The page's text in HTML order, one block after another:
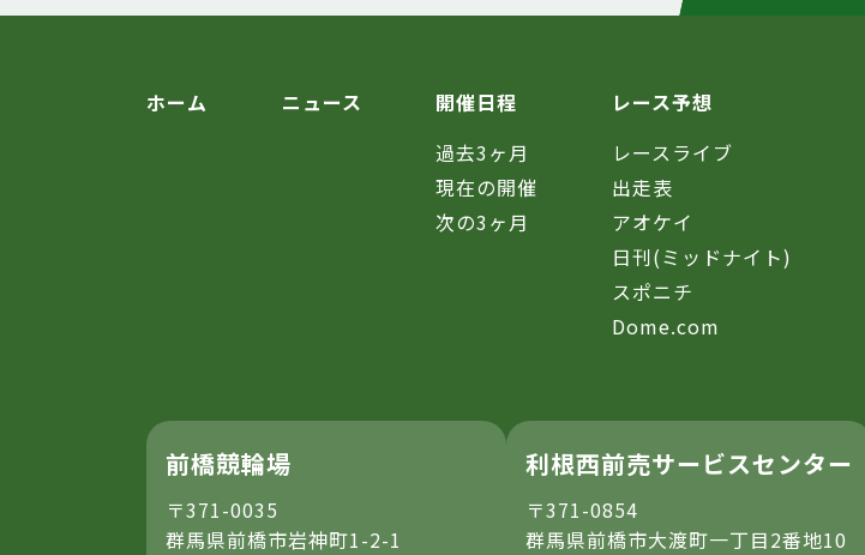
ホーム ニュース
開催日程
過去3ヶ月
現在の開催
次の3ヶ月
レース予想
レースライブ
出走表
アオケイ
日刊(ミッドナイト)
スポニチ
Dome.com
前橋競輪場
〒371-0035
群馬県前橋市岩神町1-2-1
利根西前売サービスセンター
〒371-0854
群馬県前橋市大渡町一丁目2番地10